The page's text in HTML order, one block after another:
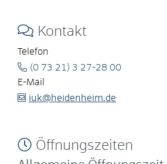
Kontakt
Telefon
(0 73 21) 3 27-28 00
E-Mail
iuk@heidenheim.de
Öffnungszeiten